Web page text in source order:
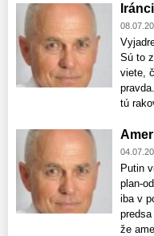
Sú to
viete,
tú
Putin
plan-
iba v
že